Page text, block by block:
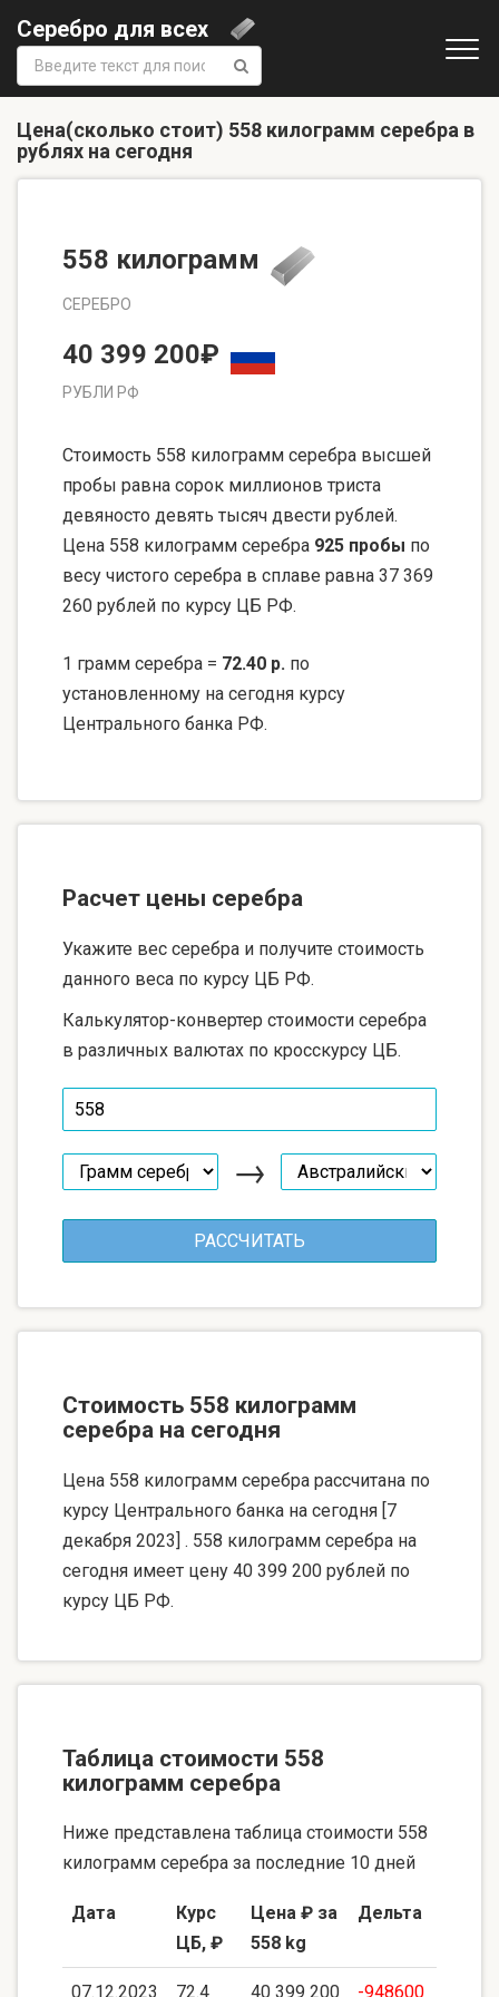
Серебро для всех
Поиск:
Цена(сколько стоит) 558 килограмм серебра в
рублях на сегодня
558 килограмм
СЕРЕБРО
40 399 200₽
РУБЛИ РФ
Стоимость 558 килограмм серебра высшей
пробы равна сорок миллионов триста
девяносто девять тысяч двести рублей.
Цена 558 килограмм серебра 925 пробы по
весу чистого серебра в сплаве равна 37 369
260 рублей по курсу ЦБ РФ.
1 грамм серебра = 72.40 р. по
установленному на сегодня курсу
Центрального банка РФ.
Расчет цены серебра
Укажите вес серебра и получите стоимость
данного веса по курсу ЦБ РФ.
Калькулятор-конвертер стоимости серебра
в различных валютах по кросскурсу ЦБ.
→
Стоимость 558 килограмм
серебра на сегодня
Цена 558 килограмм серебра рассчитана по
курсу Центрального банка на сегодня [7
декабря 2023] . 558 килограмм серебра на
сегодня имеет цену 40 399 200 рублей по
курсу ЦБ РФ.
Таблица стоимости 558
килограмм серебра
Ниже представлена таблица стоимости 558
килограмм серебра за последние 10 дней
Дата
Курс
ЦБ, ₽
Цена ₽ за
558 kg
Дельта
07.12.2023 72.4 40 399 200 -948600